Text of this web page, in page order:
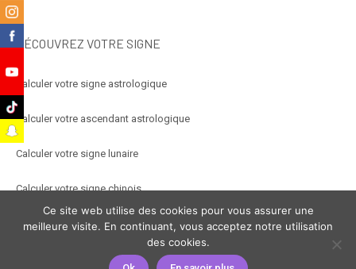
DÉCOUVREZ VOTRE SIGNE
Calculer votre signe astrologique
Calculer votre ascendant astrologique
Calculer votre signe lunaire
Calculer votre signe chinois
Calculer votre signe arabe
Ce site web utilise des cookies pour vous assurer une
meilleure visite. En continuant, vous acceptez notre utilisation
des cookies.